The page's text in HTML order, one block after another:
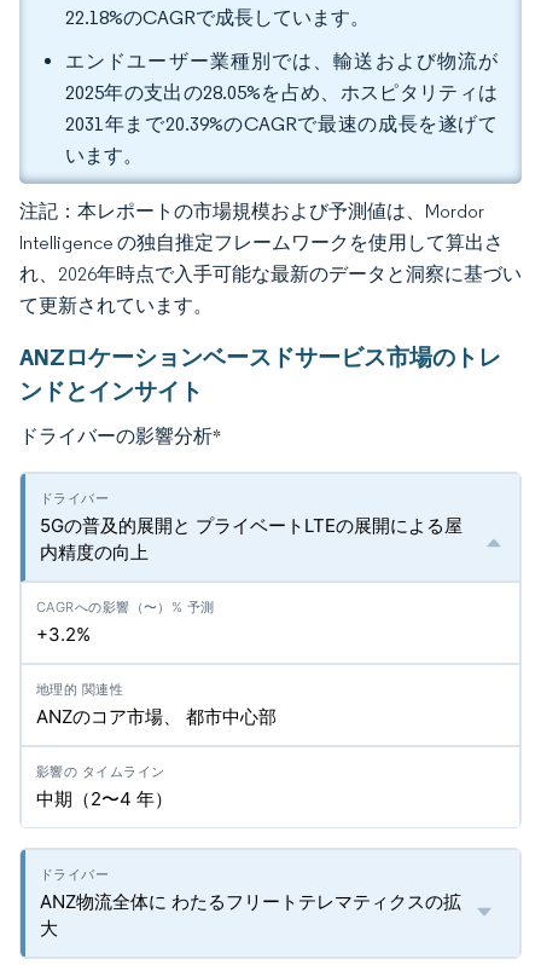
22.18%のCAGRで成長しています。
エンドユーザー業種別では、輸送および物流が
2025年の支出の28.05%を占め、ホスピタリティは
2031年まで20.39%のCAGRで最速の成長を遂げて
います。
注記：本レポートの市場規模および予測値は、Mordor
Intelligence の独自推定フレームワークを使用して算出さ
れ、2026年時点で入手可能な最新のデータと洞察に基づい
て更新されています。
ANZロケーションベースドサービス市場のトレ
ンドとインサイト
ドライバーの影響分析*
5Gの普及的展開と プライベートLTEの展開による屋
内精度の向上
+3.2%
ANZのコア市場、 都市中心部
中期（2〜4 年）
ANZ物流全体に わたるフリートテレマティクスの拡
大